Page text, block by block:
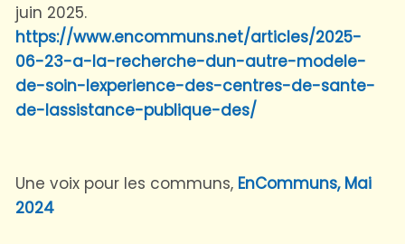
juin 2025.
https://www.encommuns.net/articles/2025-
06-23-a-la-recherche-dun-autre-modele-
de-soin-lexperience-des-centres-de-sante-
de-lassistance-publique-des/
Une voix pour les communs, EnCommuns, Mai
2024